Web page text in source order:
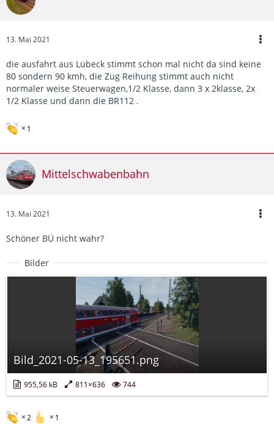
13. Mai 2021
die ausfahrt aus Lübeck stimmt schon mal nicht da sind keine
80 sondern 90 kmh, die Zug Reihung stimmt auch nicht
normaler weise Steuerwagen,1/2 Klasse, dann 3 x 2klasse, 2x
1/2 Klasse und dann die BR112 .
1
Mittelschwabenbahn
13. Mai 2021
Schöner BÜ nicht wahr?
Bilder
Bild_2021-05-13_195651.png
955,56 kB 811×636 744
2 1